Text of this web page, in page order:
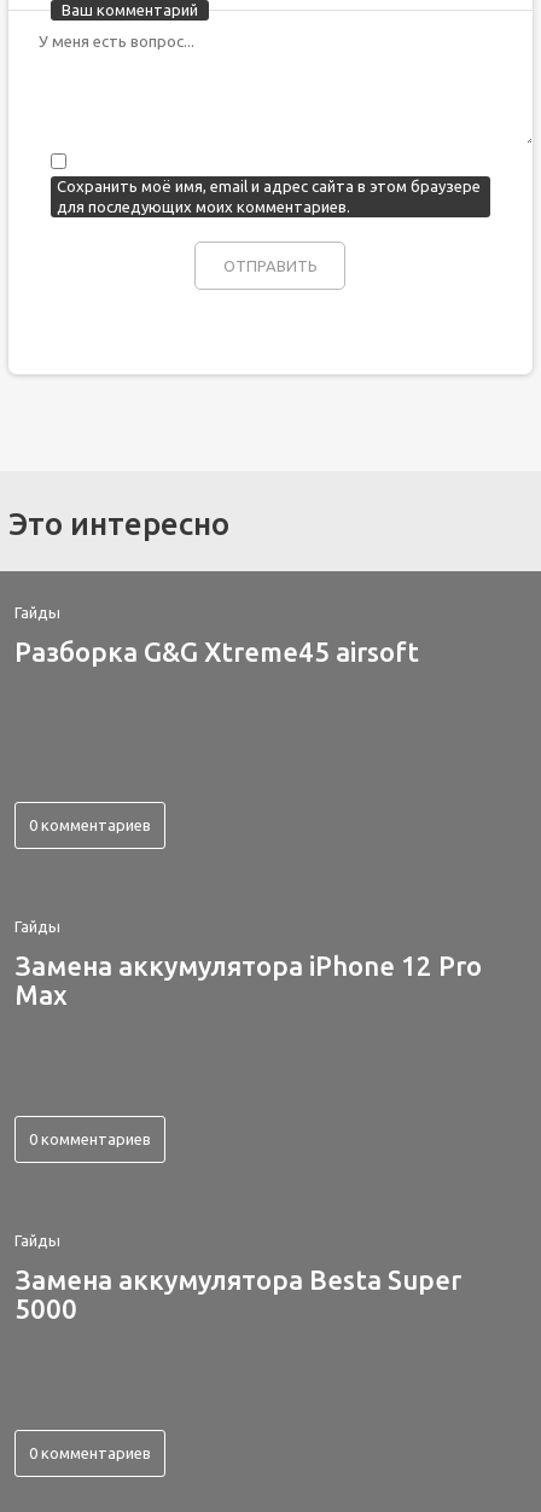
Ваш комментарий
Сохранить моё имя, email и адрес сайта в этом браузере
для последующих моих комментариев.
Это интересно
Гайды
Разборка G&G Xtreme45 airsoft
0 комментариев
Гайды
Замена аккумулятора iPhone 12 Pro
Max
0 комментариев
Гайды
Замена аккумулятора Besta Super
5000
0 комментариев